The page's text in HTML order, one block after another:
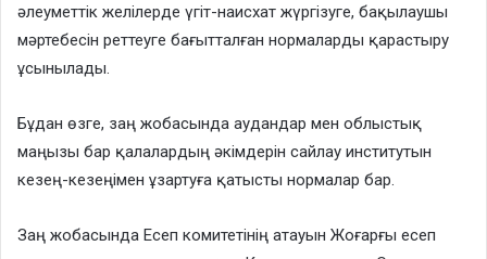
әлеуметтік желілерде үгіт-наисхат жүргізуге, бақылаушы
мәртебесін реттеуге бағытталған нормаларды қарастыру
ұсынылады.
Бұдан өзге, заң жобасында аудандар мен облыстық
маңызы бар қалалардың әкімдерін сайлау институтын
кезең-кезеңімен ұзартуға қатысты нормалар бар.
Заң жобасында Есеп комитетінің атауын Жоғарғы есеп